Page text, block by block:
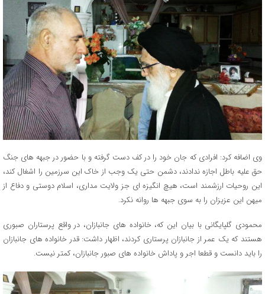
وی اضافه کرد: افرادی که جان خود را در کف دست گرفته و با حضور در جبهه های جنگ
حق علیه باطل اجازه ندادند، دشمن حتی یک وجب از خاک این سرزمین را اشغال کند،
این روحیات ارزشمند است، هیچ انگیزه ای جز ولایت مداری، اسلام دوستی و دفاع از
میهن این عزیزان را به سوی جبهه ها روانه نکرد.
محمودی گلپایگانی با بیان این که، خانواده های جانبازان، در واقع پرستاران صبوری
هستند که یک عمر از جانبازان پرستاری کردند، اظهار داشت: قدر خانواده های جانبازان
را باید دانست و قطعا اجر و پاداش خانواده های صبور جانبازان، کمتر نیست.